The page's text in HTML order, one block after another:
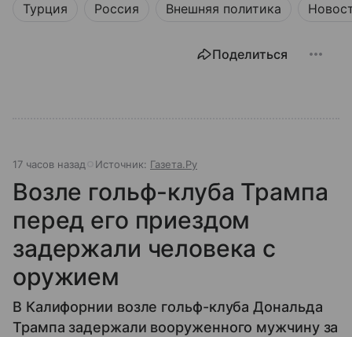
Турция Россия Внешняя политика
Поделиться
17 часов назад Источник: Газета.Ру
Возле гольф-клуба Трампа
перед его приездом
задержали человека с
оружием
В Калифорнии возле гольф-клуба Дональда
Трампа задержали вооруженного мужчину за